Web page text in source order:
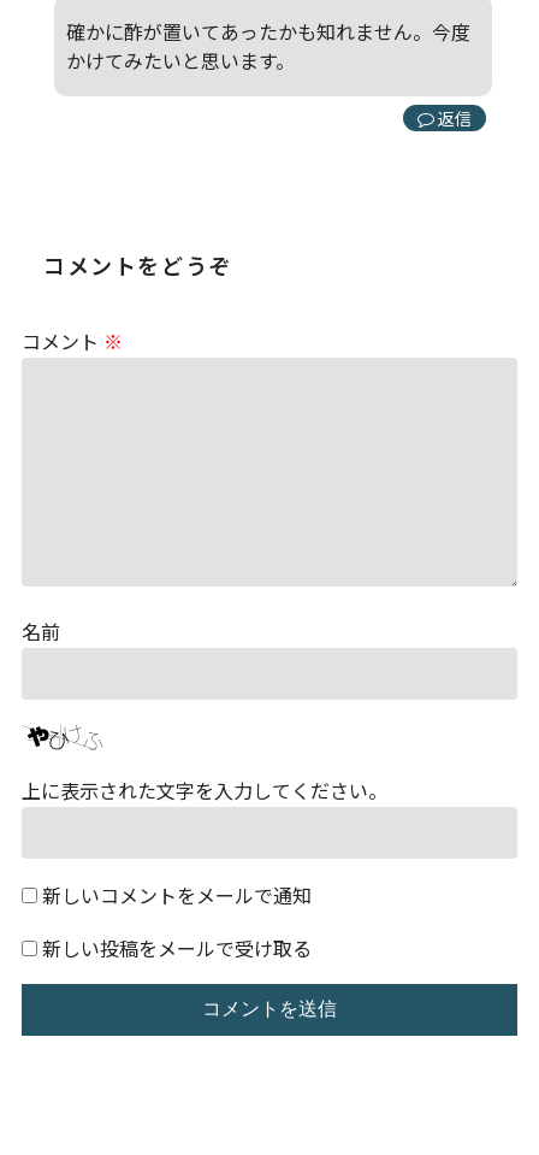
確かに酢が置いてあったかも知れません。今度
かけてみたいと思います。
返信
コメントをどうぞ
コメント ※
名前
上に表示された文字を入力してください。
新しいコメントをメールで通知
新しい投稿をメールで受け取る